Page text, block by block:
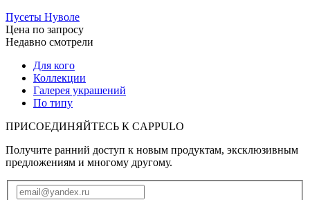
Пусеты Нуволе
Цена по запросу
Недавно смотрели
Для кого
Коллекции
Галерея украшений
По типу
ПРИСОЕДИНЯЙТЕСЬ К CAPPULO
Получите ранний доступ к новым продуктам, эксклюзивным
предложениям и многому другому.